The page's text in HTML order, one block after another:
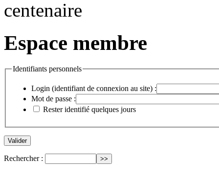
Espace membre
Identifiants personnels
Login (identifiant de connexion au site) :
Mot de passe :
Rester identifié quelques jours
Rechercher :